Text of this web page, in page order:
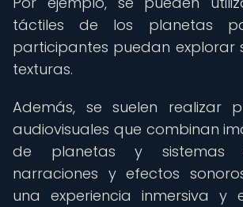
táctiles de los planetas
participantes puedan explorar
texturas.
Además, se suelen realizar
audiovisuales que combinan
de planetas y sistemas
narraciones y efectos
una experiencia inmersiva y